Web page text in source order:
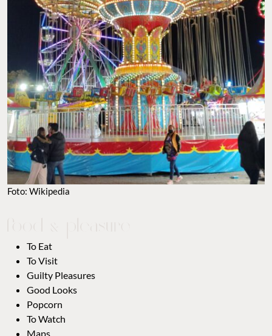
Foto: Wikipedia
To Eat
To Visit
Guilty Pleasures
Good Looks
Popcorn
To Watch
Maps